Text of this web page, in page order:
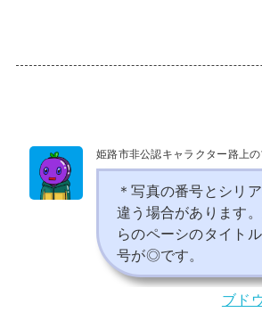
姫路市非公認キャラクター路上
＊写真の番号とシリ
違う場合があります
らのペーシのタイト
号が◎です。
ブド